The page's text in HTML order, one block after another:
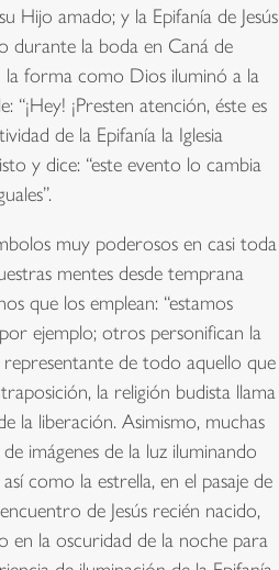
Hijo amado; y la Epifanía de Jesús
durante la boda en Caná de
la forma como Dios iluminó a la
“¡Hey! ¡Presten atención, éste es
de la Epifanía la Iglesia
y dice: “este evento lo cambia
muy poderosos en casi toda
mentes desde temprana
que los emplean: “estamos
ejemplo; otros personifican la
de todo aquello que
la religión budista llama
la liberación. Asimismo, muchas
imágenes de la luz iluminando
como la estrella, en el pasaje de
de Jesús recién nacido,
en la oscuridad de la noche para